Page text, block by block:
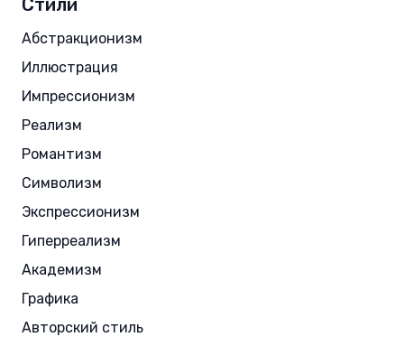
Стили
Абстракционизм
Иллюстрация
Импрессионизм
Реализм
Романтизм
Символизм
Экспрессионизм
Гиперреализм
Академизм
Графика
Авторский стиль